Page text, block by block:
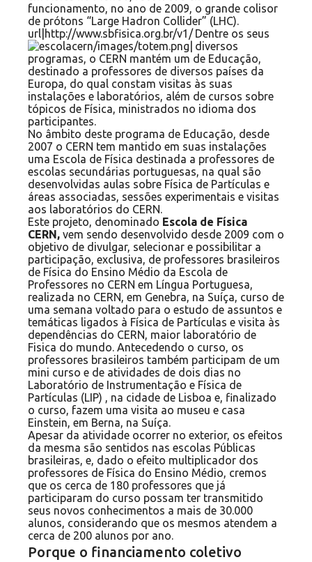
funcionamento, no ano de 2009, o grande colisor
de prótons “Large Hadron Collider” (LHC).
Dentre os seus
diversos
programas, o CERN mantém um de Educação,
destinado a professores de diversos países da
Europa, do qual constam visitas às suas
instalações e laboratórios, além de cursos sobre
tópicos de Física, ministrados no idioma dos
participantes.
No âmbito deste programa de Educação, desde
2007 o CERN tem mantido em suas instalações
uma Escola de Física destinada a professores de
escolas secundárias portuguesas, na qual são
desenvolvidas aulas sobre Física de Partículas e
áreas associadas, sessões experimentais e visitas
aos laboratórios do CERN.
Este projeto, denominado Escola de Física
CERN, vem sendo desenvolvido desde 2009 com o
objetivo de divulgar, selecionar e possibilitar a
participação, exclusiva, de professores brasileiros
de Física do Ensino Médio da Escola de
Professores no CERN em Língua Portuguesa,
realizada no CERN, em Genebra, na Suíça, curso de
uma semana voltado para o estudo de assuntos e
temáticas ligados à Física de Partículas e visita às
dependências do CERN, maior laboratório de
Fisica do mundo. Antecedendo o curso, os
professores brasileiros também participam de um
mini curso e de atividades de dois dias no
Laboratório de Instrumentação e Física de
Partículas (LIP) , na cidade de Lisboa e, finalizado
o curso, fazem uma visita ao museu e casa
Einstein, em Berna, na Suíça.
Apesar da atividade ocorrer no exterior, os efeitos
da mesma são sentidos nas escolas Públicas
brasileiras, e, dado o efeito multiplicador dos
professores de Física do Ensino Médio, cremos
que os cerca de 180 professores que já
participaram do curso possam ter transmitido
seus novos conhecimentos a mais de 30.000
alunos, considerando que os mesmos atendem a
cerca de 200 alunos por ano.
Porque o financiamento coletivo